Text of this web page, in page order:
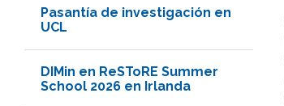
Pasantía de investigación en
UCL
DIMin en ReSToRE Summer
School 2026 en Irlanda